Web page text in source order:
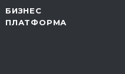
БИЗНЕС
ПЛАТФОРМА